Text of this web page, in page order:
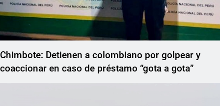
Chimbote: Detienen a colombiano por golpear y
coaccionar en caso de préstamo “gota a gota”